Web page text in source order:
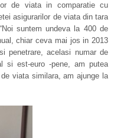
de viata in comparatie cu
asigurarilor de viata din tara
suntem undeva la 400 de
chiar ceva mai jos in 2013
penetrare, acelasi numar de
si est-euro -pene, am putea
viata similara, am ajunge la